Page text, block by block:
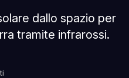
dallo spazio per
tramite infrarossi.